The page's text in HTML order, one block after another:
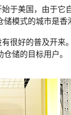
美国，由于它自
模式的城市是
好的普及开来。
储的目标用户。